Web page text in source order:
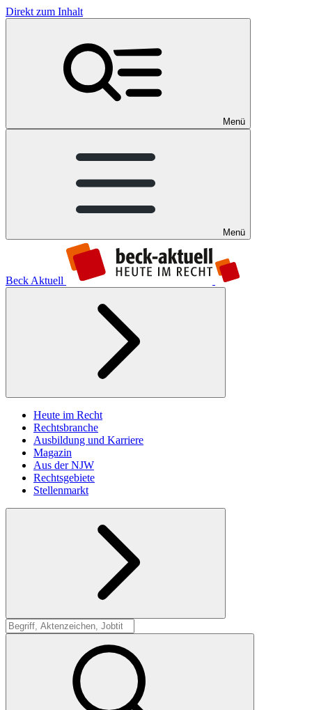
Direkt zum Inhalt
Menü
Menü
Beck Aktuell
Heute im Recht
Rechtsbranche
Ausbildung und Karriere
Magazin
Aus der NJW
Rechtsgebiete
Stellenmarkt
Suche